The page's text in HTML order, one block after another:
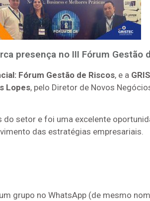
presença no III Fórum Gestão
Fórum Gestão de Riscos, e a
Lopes, pelo Diretor de Novos
setor e foi uma excelente
das estratégias empresariais.
grupo no WhatsApp (de mesmo